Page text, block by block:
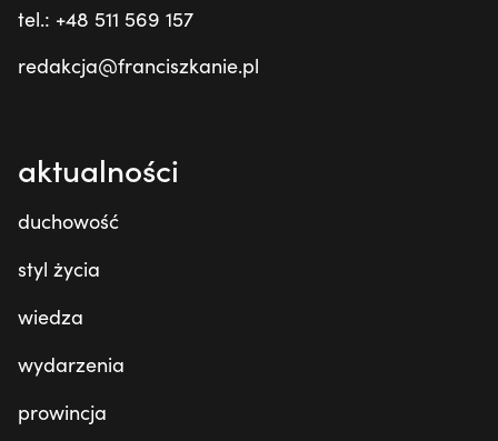
tel.: +48 511 569 157
redakcja@franciszkanie.pl
aktualności
duchowość
styl życia
wiedza
wydarzenia
prowincja